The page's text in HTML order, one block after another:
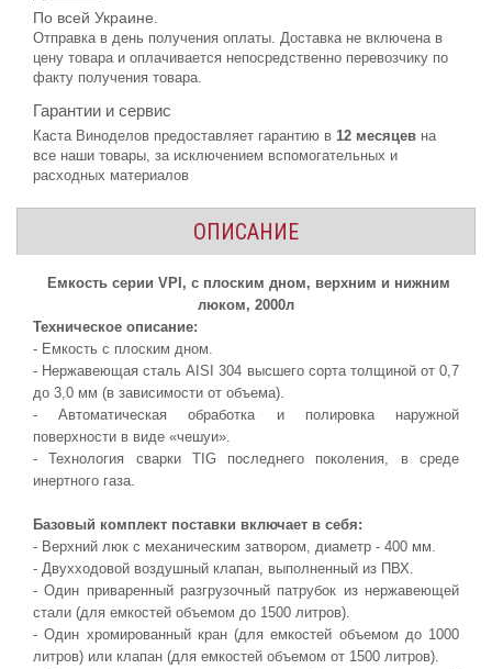
По всей Украине.
Отправка в день получения оплаты. Доставка не включена в
цену товара и оплачивается непосредственно перевозчику по
факту получения товара.
Гарантии и сервис
Каста Виноделов предоставляет гарантию в 12 месяцев на
все наши товары, за исключением вспомогательных и
расходных материалов
ОПИСАНИЕ
Емкость серии VPI, с плоским дном, верхним и нижним
люком, 2000л
Техническое описание:
- Емкость с плоским дном.
- Нержавеющая сталь AISI 304 высшего сорта толщиной от 0,7
до 3,0 мм (в зависимости от объема).
- Автоматическая обработка и полировка наружной
поверхности в виде «чешуи».
- Технология сварки TIG последнего поколения, в среде
инертного газа.
Базовый комплект поставки включает в себя:
- Верхний люк с механическим затвором, диаметр - 400 мм.
- Двухходовой воздушный клапан, выполненный из ПВХ.
- Один приваренный разгрузочный патрубок из нержавеющей
стали (для емкостей объемом до 1500 литров).
- Один хромированный кран (для емкостей объемом до 1000
литров) или клапан (для емкостей объемом от 1500 литров).